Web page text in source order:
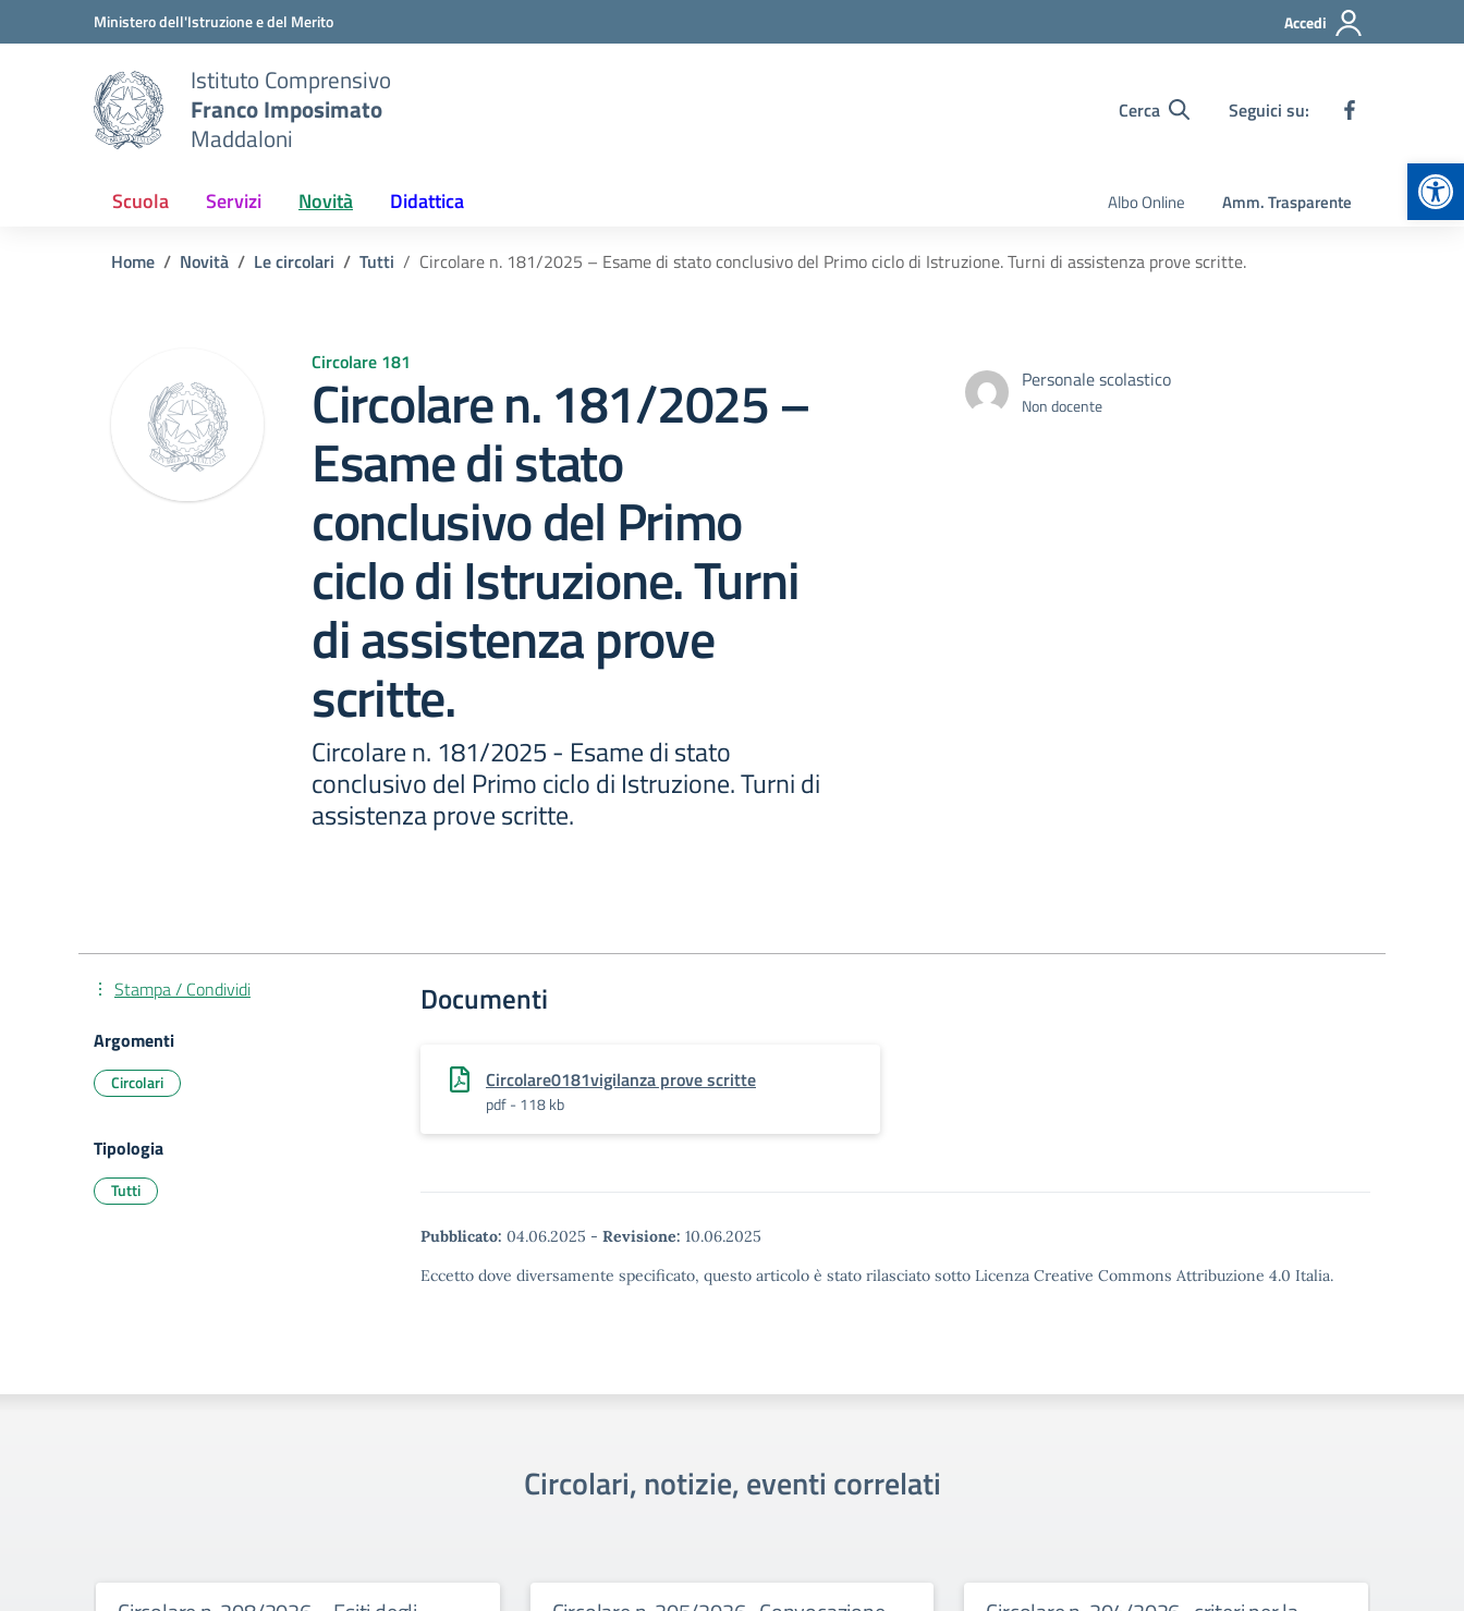
Vai ai contenuti
Vai al menu di navigazioneMinistero dell'Istruzione e del Merito Accedi
Istituto Comprensivo
Franco Imposimato
Maddaloni
Cerca Seguici su:
Scuola Servizi Novità Didattica Albo Online Amm. Trasparente
Home Novità Le circolari Tutti Circolare n. 181/2025 – Esame di stato conclusivo del Primo ciclo di Istruzione. Turni di assistenza prove scritte.
Circolare 181
Circolare n. 181/2025 –
Esame di stato
conclusivo del Primo
ciclo di Istruzione. Turni
di assistenza prove
scritte.
Circolare n. 181/2025 - Esame di stato
conclusivo del Primo ciclo di Istruzione. Turni di
assistenza prove scritte.
Personale scolastico
Non docente
Documenti
Circolare0181vigilanza prove scritte
pdf - 118 kb
Pubblicato: 04.06.2025 - Revisione: 10.06.2025
Eccetto dove diversamente specificato, questo articolo è stato rilasciato sotto Licenza Creative Commons Attribuzione 4.0 Italia.
Stampa / Condividi
Argomenti
Circolari
Tipologia
Tutti
Circolari, notizie, eventi correlati